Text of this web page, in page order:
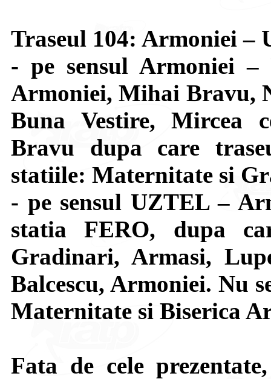
Traseul 104: Armoniei –
- pe sensul Armoniei
Armoniei, Mihai Bravu,
Buna Vestire, Mircea
Bravu dupa care
statiile: Maternitate si
- pe sensul UZTEL –
statia FERO, dupa
Gradinari, Armasi,
Balcescu, Armoniei. Nu
Maternitate si Biserica
Fata de cele